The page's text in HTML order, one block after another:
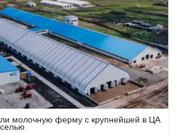
молочную ферму с крупнейшей в ЦА